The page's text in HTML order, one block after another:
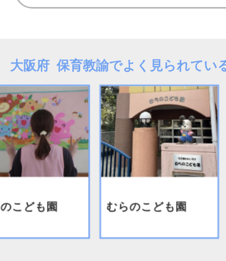
大阪府 保育教諭でよく見られてい
こども園 むらのこども園